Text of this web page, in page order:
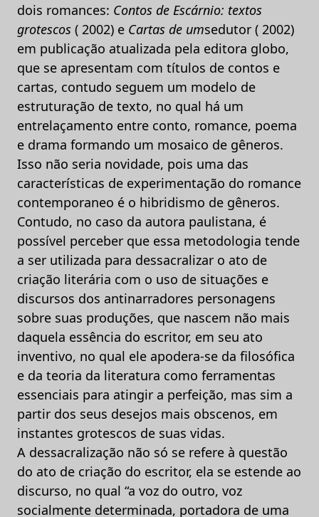
dois romances: Contos de Escárnio: textos
grotescos ( 2002) e Cartas de umsedutor ( 2002)
em publicação atualizada pela editora globo,
que se apresentam com títulos de contos e
cartas, contudo seguem um modelo de
estruturação de texto, no qual há um
entrelaçamento entre conto, romance, poema
e drama formando um mosaico de gêneros.
Isso não seria novidade, pois uma das
características de experimentação do romance
contemporaneo é o hibridismo de gêneros.
Contudo, no caso da autora paulistana, é
possível perceber que essa metodologia tende
a ser utilizada para dessacralizar o ato de
criação literária com o uso de situações e
discursos dos antinarradores personagens
sobre suas produções, que nascem não mais
daquela essência do escritor, em seu ato
inventivo, no qual ele apodera-se da filosófica
e da teoria da literatura como ferramentas
essenciais para atingir a perfeição, mas sim a
partir dos seus desejos mais obscenos, em
instantes grotescos de suas vidas.
A dessacralização não só se refere à questão
do ato de criação do escritor, ela se estende ao
discurso, no qual “a voz do outro, voz
socialmente determinada, portadora de uma